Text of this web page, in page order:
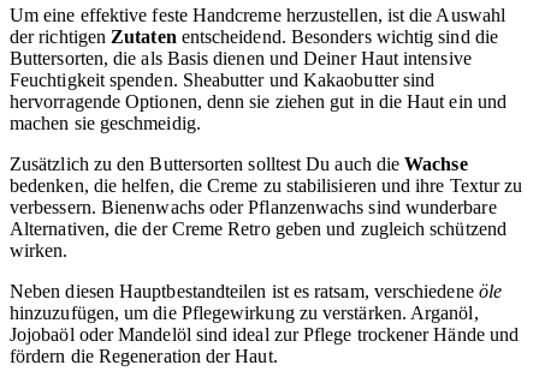
Um eine effektive feste Handcreme herzustellen, ist die Auswahl
der richtigen Zutaten entscheidend. Besonders wichtig sind die
Buttersorten, die als Basis dienen und Deiner Haut intensive
Feuchtigkeit spenden. Sheabutter und Kakaobutter sind
hervorragende Optionen, denn sie ziehen gut in die Haut ein und
machen sie geschmeidig.
Zusätzlich zu den Buttersorten solltest Du auch dieWachse
bedenken, die helfen, die Creme zu stabilisieren und ihre Textur zu
verbessern. Bienenwachs oder Pflanzenwachs sind wunderbare
Alternativen, die der Creme Retro geben und zugleich schützend
wirken.
Neben diesen Hauptbestandteilen ist es ratsam, verschiedene öle
hinzuzufügen, um die Pflegewirkung zu verstärken. Arganöl,
Jojobaöl oder Mandelöl sind ideal zur Pflege trockener Hände und
fördern die Regeneration der Haut.